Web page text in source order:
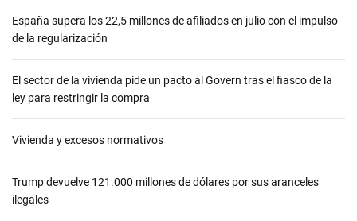
España supera los 22,5 millones de afiliados en julio con el impulso
de la regularización
El sector de la vivienda pide un pacto al Govern tras el fiasco de la
ley para restringir la compra
Vivienda y excesos normativos
Trump devuelve 121.000 millones de dólares por sus aranceles
ilegales